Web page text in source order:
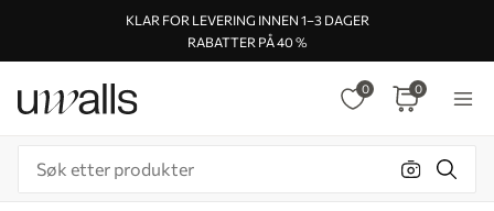
KLAR FOR LEVERING INNEN 1–3 DAGER
RABATTER PÅ 40 %
0 0